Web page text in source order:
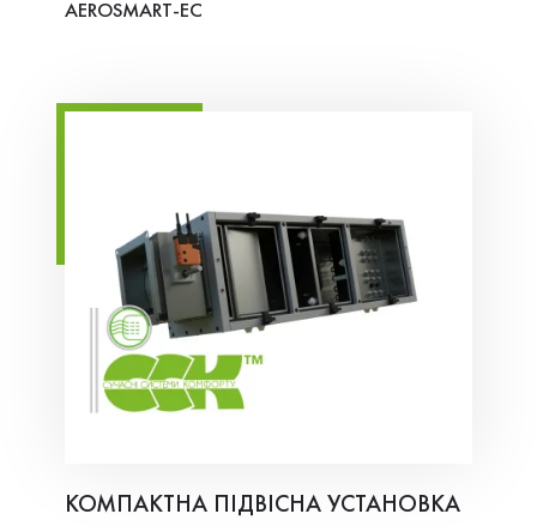
AEROSMART-EC
КОМПАКТНА ПІДВІСНА УСТАНОВКА